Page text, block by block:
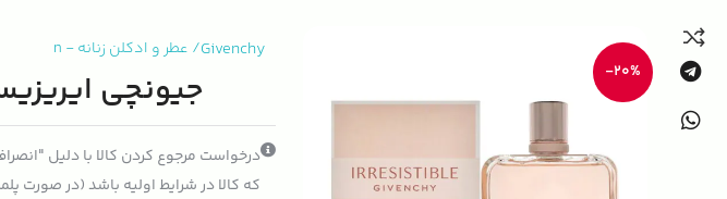
-20%
Givenchy
/ عطر و ادکلن زنانه-
n
جیونچی
درخواست مرجوع کردن کالا با دلیل
که کالا در شرایط اولیه باشد (در صورت